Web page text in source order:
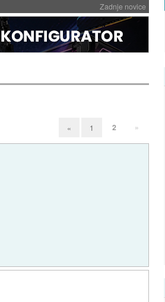
Zadnje novice
« 1 2 »